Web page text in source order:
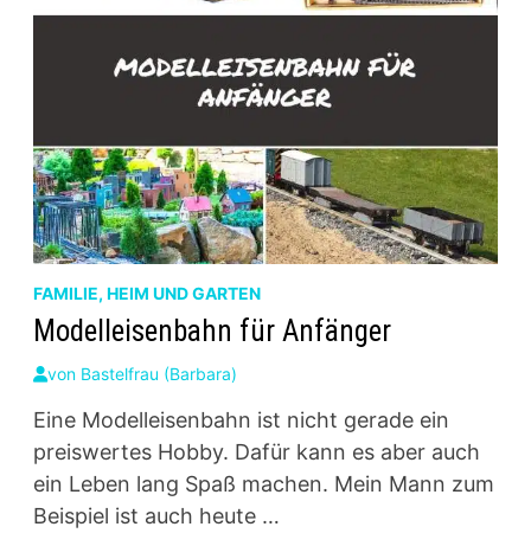
FAMILIE, HEIM UND GARTEN
Modelleisenbahn für Anfänger
von Bastelfrau (Barbara)
Eine Modelleisenbahn ist nicht gerade ein
preiswertes Hobby. Dafür kann es aber auch
ein Leben lang Spaß machen. Mein Mann zum
Beispiel ist auch heute …